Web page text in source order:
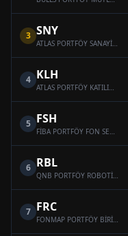
3 SNY
ATLAS PORTFÖY SANAYİ SEKTÖRÜ HİSSE SENEDİ SERBEST FON (HİSSE SENEDİ YOĞUN FON)
4 KLH
ATLAS PORTFÖY KATILIM HİSSE SENEDİ SERBEST FON (HİSSE SENEDİ YOĞUN FON)
5 FSH
FİBA PORTFÖY FON SEPETİ SERBEST FON
6 RBL
QNB PORTFÖY ROBOTİK VE BLOCKCHAİN TEKNOLOJİLERİ SERBEST FON
7 FRC
FONMAP PORTFÖY BİRİNCİ HİSSE SENEDİ SERBEST FON (HİSSE SENEDİ YOĞUN FON)